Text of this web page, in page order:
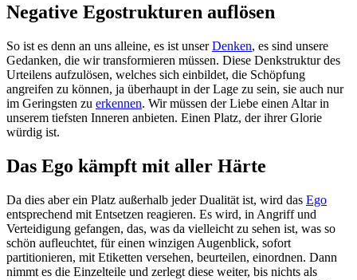
Negative Egostrukturen auflösen
So ist es denn an uns alleine, es ist unserDenken, es sind unsere
Gedanken, die wir transformieren müssen. Diese Denkstruktur des
Urteilens aufzulösen, welches sich einbildet, die Schöpfung
angreifen zu können, ja überhaupt in der Lage zu sein, sie auch nur
im Geringsten zu erkennen. Wir müssen der Liebe einen Altar in
unserem tiefsten Inneren anbieten. Einen Platz, der ihrer Glorie
würdig ist.
Das Ego kämpft mit aller Härte
Da dies aber ein Platz außerhalb jeder Dualität ist, wird das Ego
entsprechend mit Entsetzen reagieren. Es wird, in Angriff und
Verteidigung gefangen, das, was da vielleicht zu sehen ist, was so
schön aufleuchtet, für einen winzigen Augenblick, sofort
partitionieren, mit Etiketten versehen, beurteilen, einordnen. Dann
nimmt es die Einzelteile und zerlegt diese weiter, bis nichts als